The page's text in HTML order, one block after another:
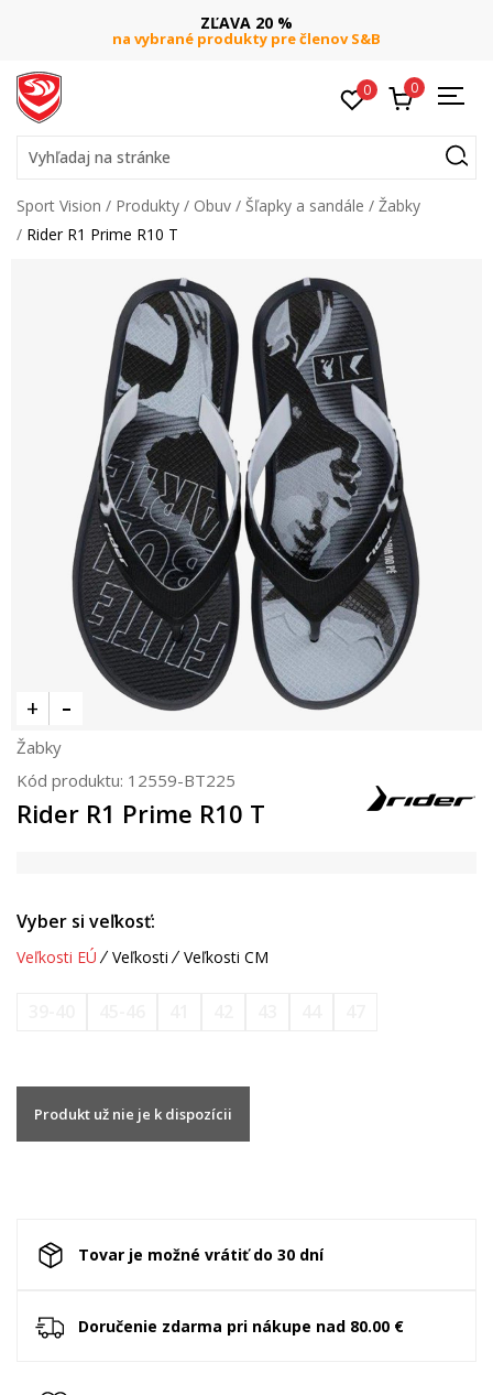
ZĽAVA 20 %
na vybrané produkty pre členov S&B
0 0
Vyhľadaj na stránke
Sport Vision Produkty Obuv Šľapky a sandále
Žabky
Rider R1 Prime R10 T
Žabky
Kód produktu: 12559-BT225
Rider R1 Prime R10 T
Vyber si veľkosť:
Veľkosti EÚ Veľkosti Veľkosti CM
Produkt už nie je k dispozícii
Tovar je možné vrátiť do 30 dní
Doručenie zdarma pri nákupe nad 80.00 €